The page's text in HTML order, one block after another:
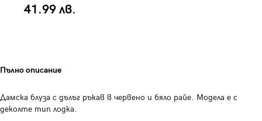
41.99 лв.
Пълно описание
Дамска блуза с дълъг ръкав в червено и бяло райе. Модела е с
деколте тип лодка.